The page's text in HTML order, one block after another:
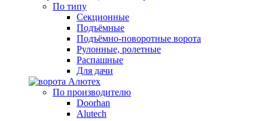
По типу
Секционные
Подъёмные
Подъёмно-поворотные ворота
Рулонные, ролетные
Распашные
Для дачи
По производителю
Doorhan
Alutech